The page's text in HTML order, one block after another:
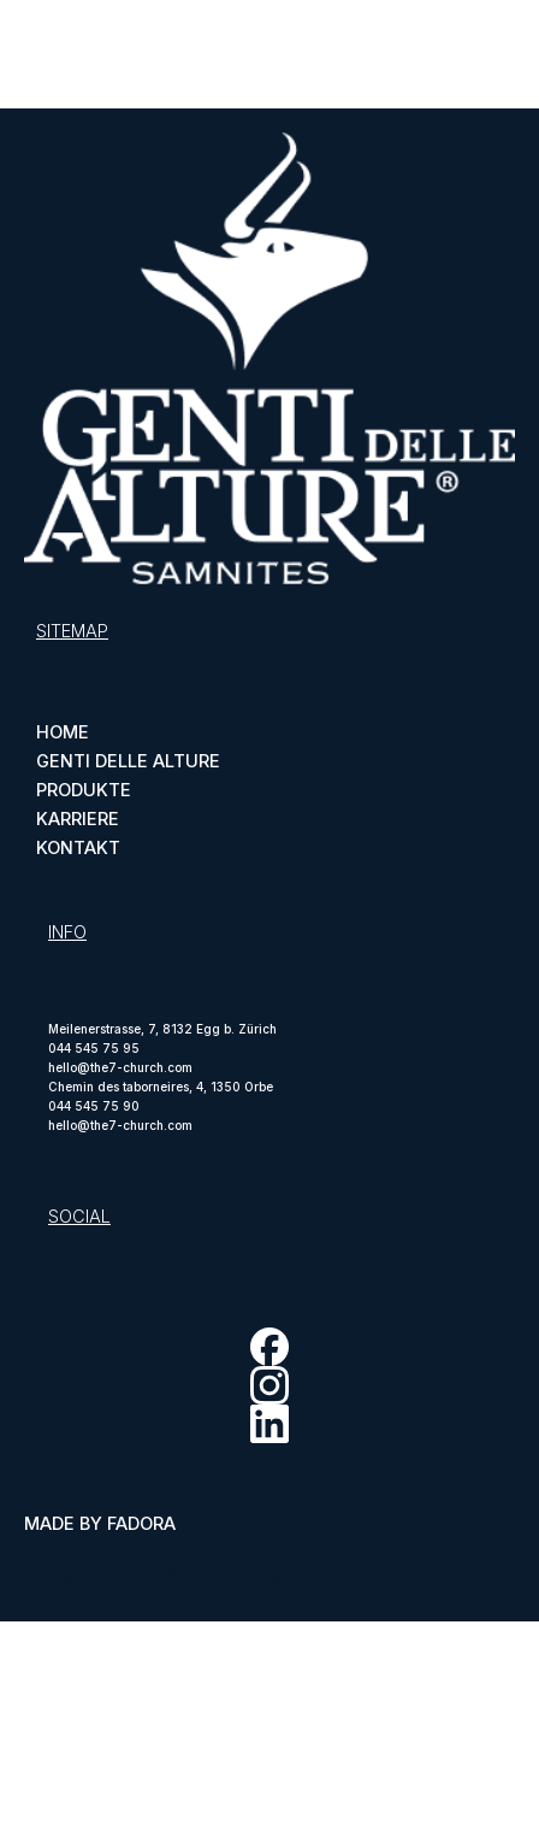
SITEMAP
HOME
GENTI DELLE ALTURE
PRODUKTE
KARRIERE
KONTAKT
INFO
Meilenerstrasse, 7, 8132 Egg b. Zürich
044 545 75 95
hello@the7-church.com
Chemin des taborneires, 4, 1350 Orbe
044 545 75 90
hello@the7-church.com
SOCIAL
MADE BY FADORA